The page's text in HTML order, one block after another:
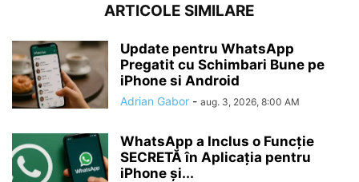
ARTICOLE SIMILARE
Update pentru WhatsApp
Pregatit cu Schimbari Bune pe
iPhone si Android
Adrian Gabor - aug. 3, 2026, 8:00 AM
WhatsApp a Inclus o Funcție
SECRETĂ în Aplicația pentru
iPhone și...